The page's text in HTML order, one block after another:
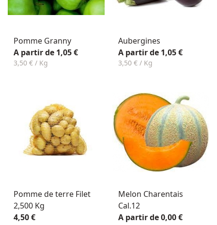
Pomme Granny
A partir de 1,05 €
3,50 € / Kg
Aubergines
A partir de 1,05 €
3,50 € / Kg
Pomme de terre Filet
2,500 Kg
4,50 €
Melon Charentais
Cal.12
A partir de 0,00 €